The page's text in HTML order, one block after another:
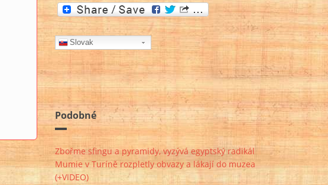
Slovak
Podobné
Zbořme sfingu a pyramidy, vyzývá egyptský radikál
Mumie v Turíně rozpletly obvazy a lákají do muzea
(+VIDEO)